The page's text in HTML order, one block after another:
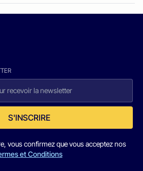
S'INSCRIRE
vous confirmez que vous acceptez nos
et Conditions